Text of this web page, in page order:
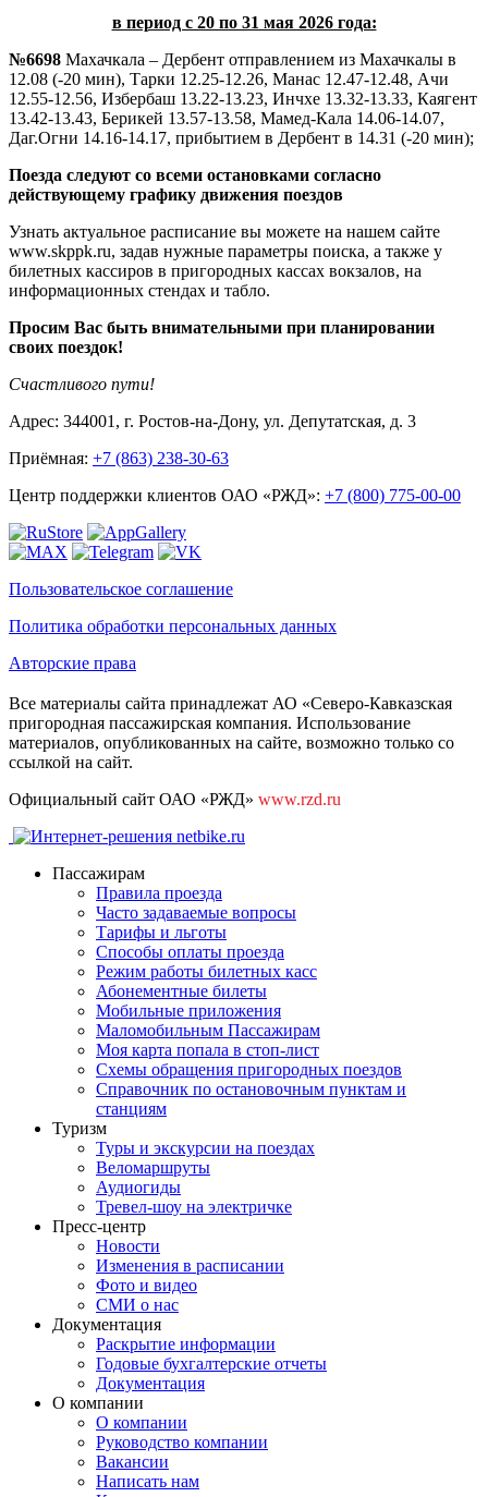
в период с 20 по 31 мая 2026 года:
№6698 Махачкала – Дербент отправлением из Махачкалы в
12.08 (-20 мин), Тарки 12.25-12.26, Манас 12.47-12.48, Ачи
12.55-12.56, Избербаш 13.22-13.23, Инчхе 13.32-13.33, Каягент
13.42-13.43, Берикей 13.57-13.58, Мамед-Кала 14.06-14.07,
Даг.Огни 14.16-14.17, прибытием в Дербент в 14.31 (-20 мин);
Поезда следуют со всеми остановками согласно
действующему графику движения поездов
Узнать актуальное расписание вы можете на нашем сайте
www.skppk.ru, задав нужные параметры поиска, а также у
билетных кассиров в пригородных кассах вокзалов, на
информационных стендах и табло.
Просим Вас быть внимательными при планировании
своих поездок!
Счастливого пути!
Адрес: 344001, г. Ростов-на-Дону, ул. Депутатская, д. 3
Приёмная: +7 (863) 238-30-63
Центр поддержки клиентов ОАО «РЖД»: +7 (800) 775-00-00
Пользовательское соглашение
Политика обработки персональных данных
Авторские права
Все материалы сайта принадлежат АО «Северо-Кавказская
пригородная пассажирская компания. Использование
материалов, опубликованных на сайте, возможно только со
ссылкой на сайт.
Официальный сайт ОАО «РЖД» www.rzd.ru
Пассажирам
Правила проезда
Часто задаваемые вопросы
Тарифы и льготы
Способы оплаты проезда
Режим работы билетных касс
Абонементные билеты
Мобильные приложения
Маломобильным Пассажирам
Моя карта попала в стоп-лист
Cхемы обращения пригородных поездов
Справочник по остановочным пунктам и
станциям
Туризм
Туры и экскурсии на поездах
Веломаршруты
Аудиогиды
Тревел-шоу на электричке
Пресс-центр
Новости
Изменения в расписании
Фото и видео
СМИ о нас
Документация
Раскрытие информации
Годовые бухгалтерские отчеты
Документация
О компании
О компании
Руководство компании
Вакансии
Написать нам